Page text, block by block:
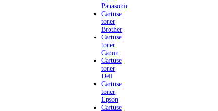
Panasonic
Cartuse
toner
Brother
Cartuse
toner
Canon
Cartuse
toner
Dell
Cartuse
toner
Epson
Cartuse